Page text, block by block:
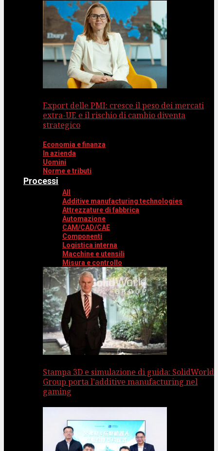
Export delle PMI: cresce il peso dei mercati
extra-UE e il rischio di cambio diventa
strategico
Economia e finanza
In azienda
Uomini
Norme e tributi
Processi
All
Additive manufacturing technologies
Attrezzature di fabbrica
Automazione
CAM/CAD/CAE
Componenti
Logistica interna
Macchine e utensili
Misura e controllo
Stampa 3D e simulazione di guida: SolidWorld
Group porta l’additive manufacturing nel
gaming